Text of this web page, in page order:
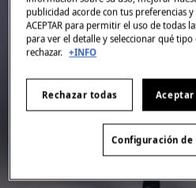
publicidad acorde con tus preferencias
ACEPTAR para permitir el uso de todas
para ver el detalle y seleccionar qué tipo
rechazar. +INFO
Rechazar todas Aceptar
Configuración